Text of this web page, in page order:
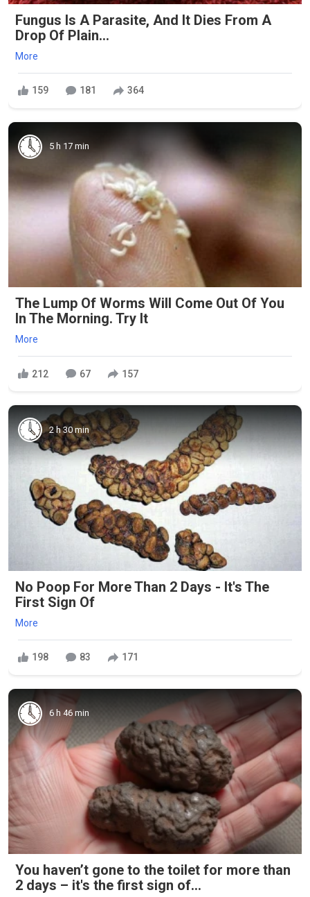
Fungus Is A Parasite, And It Dies From A
Drop Of Plain...
More
159 181 364
5 h 17 min
The Lump Of Worms Will Come Out Of You
In The Morning. Try It
More
212 67 157
2 h 30 min
No Poop For More Than 2 Days - It's The
First Sign Of
More
198 83 171
6 h 46 min
You haven’t gone to the toilet for more than
2 days – it's the first sign of...